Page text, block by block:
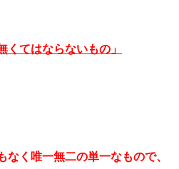
くてはならないもの」
く唯一無二の単一なもので、